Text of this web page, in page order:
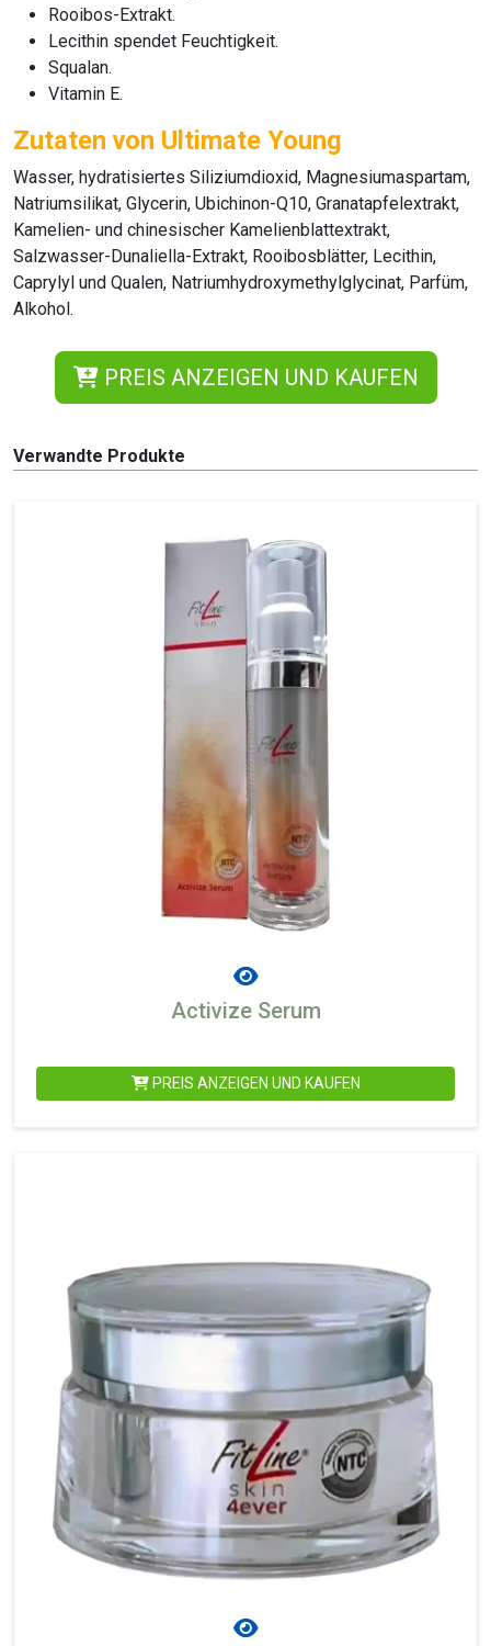
Rooibos-Extrakt.
Lecithin spendet Feuchtigkeit.
Squalan.
Vitamin E.
Zutaten von Ultimate Young
Wasser, hydratisiertes Siliziumdioxid, Magnesiumaspartam,
Natriumsilikat, Glycerin, Ubichinon-Q10, Granatapfelextrakt,
Kamelien- und chinesischer Kamelienblattextrakt,
Salzwasser-Dunaliella-Extrakt, Rooibosblätter, Lecithin,
Caprylyl und Qualen, Natriumhydroxymethylglycinat, Parfüm,
Alkohol.
PREIS ANZEIGEN UND KAUFEN
Verwandte Produkte
Activize Serum
PREIS ANZEIGEN UND KAUFEN